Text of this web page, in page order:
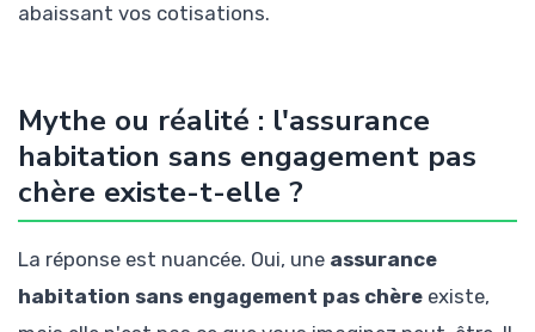
abaissant vos cotisations.
Mythe ou réalité : l'assurance
habitation sans engagement pas
chère existe-t-elle ?
La réponse est nuancée. Oui, une assurance
habitation sans engagement pas chère existe,